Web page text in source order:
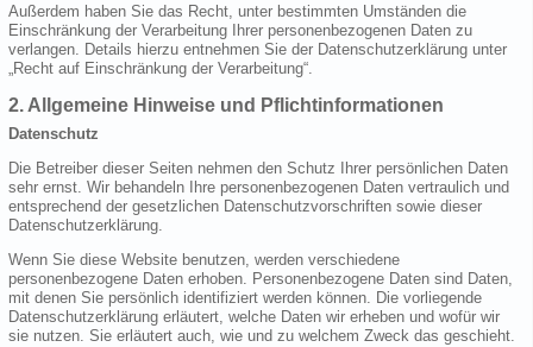
Außerdem haben Sie das Recht, unter bestimmten Umständen die
Einschränkung der Verarbeitung Ihrer personenbezogenen Daten zu
verlangen. Details hierzu entnehmen Sie der Datenschutzerklärung unter
„Recht auf Einschränkung der Verarbeitung“.
2. Allgemeine Hinweise und Pflichtinformationen
Datenschutz
Die Betreiber dieser Seiten nehmen den Schutz Ihrer persönlichen Daten
sehr ernst. Wir behandeln Ihre personenbezogenen Daten vertraulich und
entsprechend der gesetzlichen Datenschutzvorschriften sowie dieser
Datenschutzerklärung.
Wenn Sie diese Website benutzen, werden verschiedene
personenbezogene Daten erhoben. Personenbezogene Daten sind Daten,
mit denen Sie persönlich identifiziert werden können. Die vorliegende
Datenschutzerklärung erläutert, welche Daten wir erheben und wofür wir
sie nutzen. Sie erläutert auch, wie und zu welchem Zweck das geschieht.